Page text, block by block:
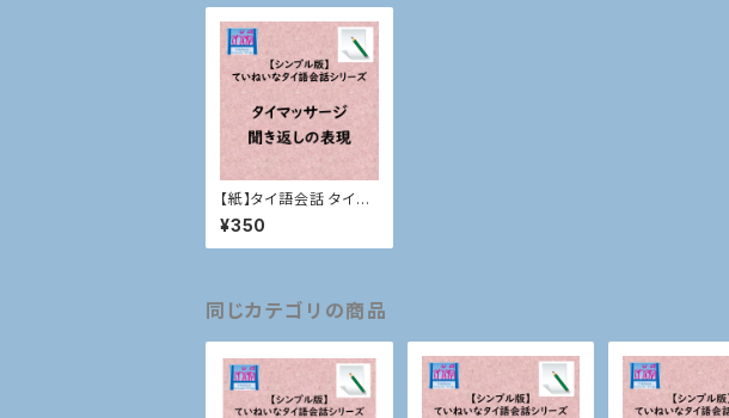
【紙】タイ語会話 タイマ
ッサージ・聞き返し
¥350
同じカテゴリの商品